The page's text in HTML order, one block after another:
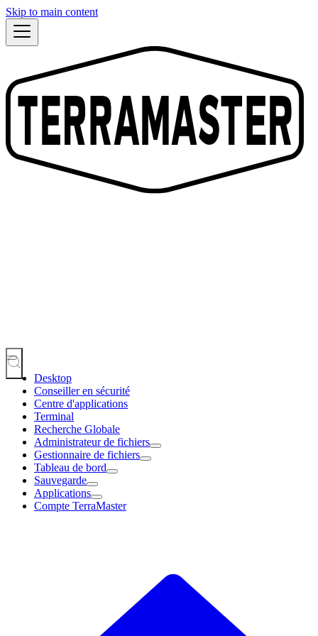
Skip to main content
Desktop
Conseiller en sécurité
Centre d'applications
Terminal
Recherche Globale
Administrateur de fichiers
Gestionnaire de fichiers
Tableau de bord
Sauvegarde
Applications
Compte TerraMaster